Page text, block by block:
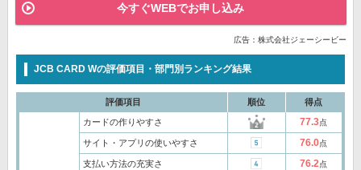
今すぐWEBでお申し込み
広告：株式会社ジェーシービー
JCB CARD Wの評価項目・部門別ランキング結果
評価項目 順位 得点
カードの作りやすさ 77.3点
サイト・アプリの使いやすさ 76.0点
支払い方法の充実さ 76.2点